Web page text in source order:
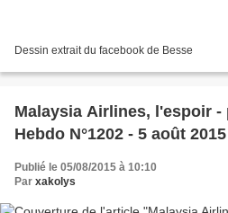
Dessin extrait du facebook de Besse
Malaysia Airlines, l'espoir -
Hebdo N°1202 - 5 août 2015
Publié le 05/08/2015 à 10:10
Par xakolys